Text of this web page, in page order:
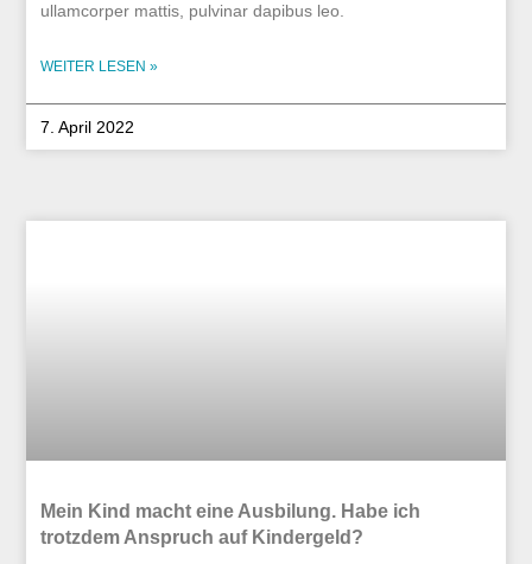
ullamcorper mattis, pulvinar dapibus leo.
WEITER LESEN »
7. April 2022
Mein Kind macht eine Ausbilung. Habe ich
trotzdem Anspruch auf Kindergeld?